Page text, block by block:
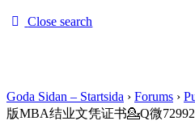
Close search
Goda Sidan – Startsida › Forums ›
版MBA结业文凭证书💁Q微